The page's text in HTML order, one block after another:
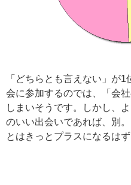
「どちらとも言えない」が
会に参加するのでは、「会
しまいそうです。しかし、
のいい出会いであれば、別
とはきっとプラスになるはず